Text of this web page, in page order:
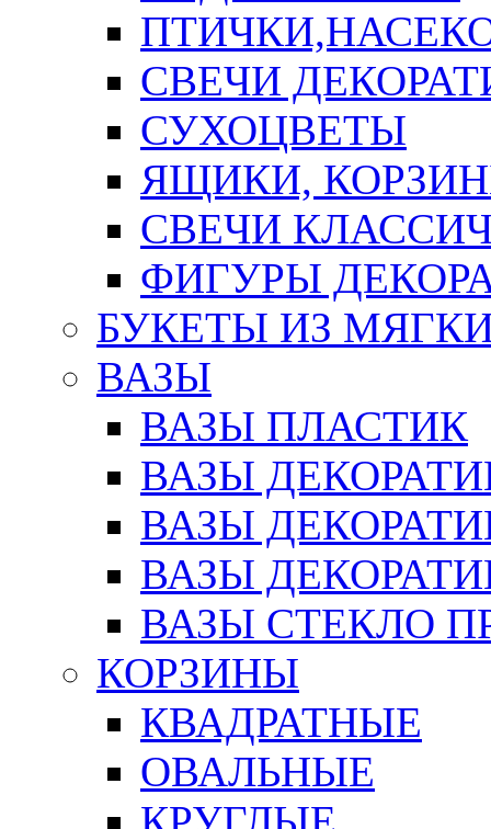
СВЕЧИ
СУХОЦВЕТЫ
ЯЩИКИ,
СВЕЧИ
ФИГУРЫ
БУКЕТЫ ИЗ
ВАЗЫ
ВАЗЫ ПЛАСТИК
ВАЗЫ
ВАЗЫ
ВАЗЫ
ВАЗЫ СТЕКЛО
КОРЗИНЫ
КВАДРАТНЫЕ
ОВАЛЬНЫЕ